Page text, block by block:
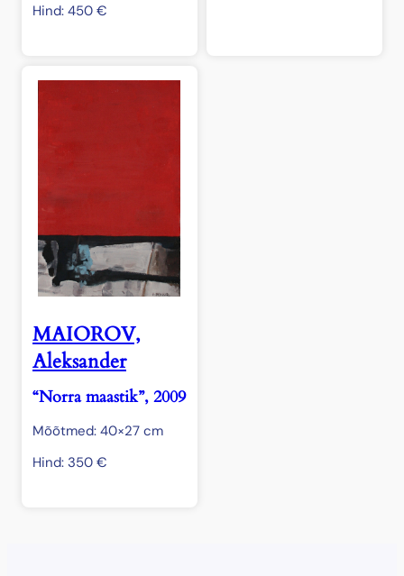
Hind: 450 €
MAIOROV,
Aleksander
“Norra maastik”, 2009
Mõõtmed: 40×27 cm
Hind: 350 €